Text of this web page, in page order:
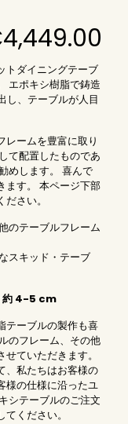
4,449.00
トダイニングテーブ
エポキシ樹脂で鋳造
し、テーブルが人目
レームを豊富に取り
て配置したものであ
めします。 喜んで
ます。 本ページ下部
さい。
のテーブルフレーム
スキッド・テーブ
約 4-5 cm
テーブルの製作も喜
のフレーム、その他
ていただきます。
、私たちはお客様の
様の仕様に沿ったユ
シテーブルのご注文
て ください。